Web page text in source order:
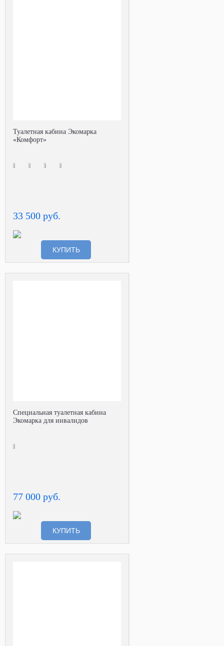
Туалетная кабина Экомарка
«Комфорт»
33 500 руб.
КУПИТЬ
Специальная туалетная кабина
Экомарка для инвалидов
77 000 руб.
КУПИТЬ